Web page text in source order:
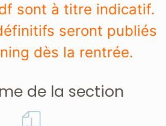
sont à titre indicatif.
seront publiés
dès la rentrée.
de la section